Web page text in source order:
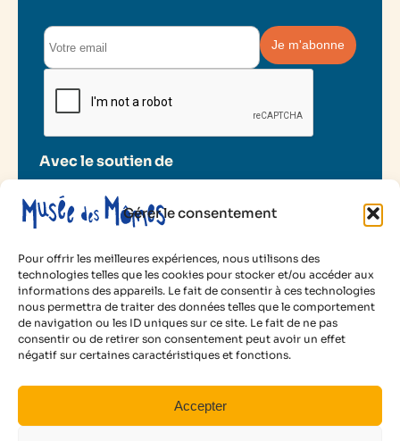
Gérer le consentement
Pour offrir les meilleures expériences, nous utilisons des
technologies telles que les cookies pour stocker et/ou accéder aux
informations des appareils. Le fait de consentir à ces technologies
nous permettra de traiter des données telles que le comportement
de navigation ou les ID uniques sur ce site. Le fait de ne pas
consentir ou de retirer son consentement peut avoir un effet
négatif sur certaines caractéristiques et fonctions.
Accepter
Avec le soutien de
2025 Musée des Mômes
Mentions légales
Politique de cookies
Conditions d’utilisation
Facebook
Instagram
LinkedIn
YouTube